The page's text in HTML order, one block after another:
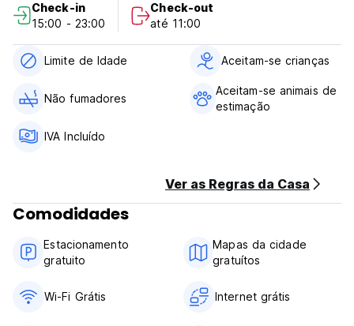
(Auto-translated from original language)
Check-in
15:00 - 23:00
Check-out
até 11:00
Limite de Idade Aceitam-se crianças
Não fumadores
Aceitam-se animais de
estimação
IVA Incluído
Ver as Regras da Casa
Comodidades
Estacionamento
gratuito
Mapas da cidade
gratuítos
Wi-Fi Grátis Internet grátis